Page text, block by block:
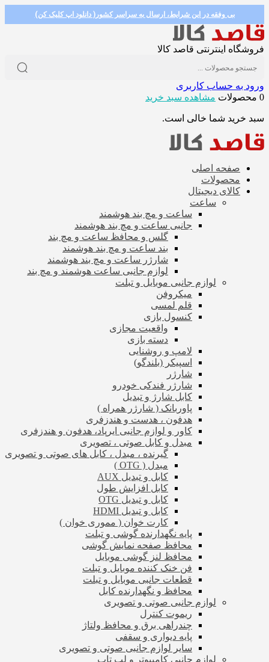
بی وفقه در این شرایط، ارسال به سراسر کشور( دانلود اپ کلیک کن)
فروشگاه اینترنتی قاصد کالا
ورود به حساب کاربری
0 محصولات
مشاهده سبد خرید
سبد خرید شما خالی است.
صفحه اصلی
محصولات
کالای دیجیتال
ساعت
ساعت و مچ بند هوشمند
جانبی ساعت و مچ بند هوشمند
گلس و محافظ ساعت و مچ بند
بند ساعت و مچ بند هوشمند
شارژر ساعت و مچ بند هوشمند
لوازم جانبی ساعت هوشمند و مچ بند
لوازم جانبی موبایل و تبلت
میکروفن
قلم لمسی
کنسول بازی
واقعیت مجازی
دسته بازی
لامپ و روشنایی
اسپیکر (بلندگو)
شارژر
شارژر فندکی خودرو
کابل شارژ و تبدیل
پاوربانک ( شارژر همراه )
هدفون ، هدست و هندزفری
کاور و لوازم جانبی ایرپاد، هدفون و هندزفری
مبدل و کابل صوتی ، تصویری
گیرنده ، مبدل ، کابل های صوتی و تصویری
مبدل ( OTG )
کابل و تبدیل AUX
کابل افزایش طول
کابل و تبدیل OTG
کابل و تبدیل HDMI
کارت خوان ( مموری خوان )
پایه نگهدارنده گوشی و تبلت
محافظ صفحه نمایش گوشی
محافظ لنز گوشی موبایل
فن خنک کننده موبایل و تبلت
قطعات جانبی موبایل و تبلت
محافظ و نگهدارنده کابل
لوازم جانبی صوتی و تصویری
ریموت کنترل
چندراهی برق و محافظ ولتاژ
پایه دیواری و سقفی
سایر لوازم جانبی صوتی و تصویری
لوازم جانبی کامپیوتر و لپ تاپ